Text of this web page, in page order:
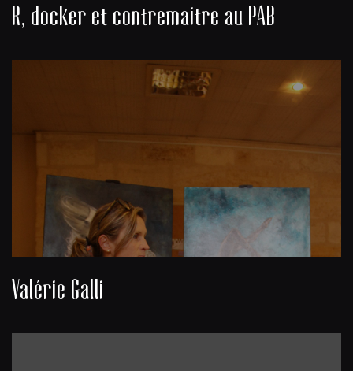
R, docker et contremaitre au PAB
Valérie Galli